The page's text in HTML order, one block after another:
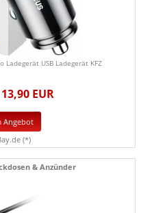
USB Ladegerät KFZ
13,90 EUR
Angebot
(*)
& Anzünder